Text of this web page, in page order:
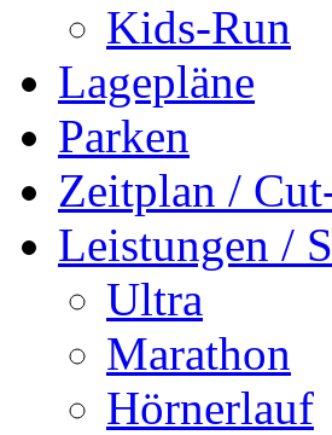
Kids-Run
Lagepläne
Parken
Zeitplan /
Leistungen /
Ultra
Marathon
Hörnerlauf